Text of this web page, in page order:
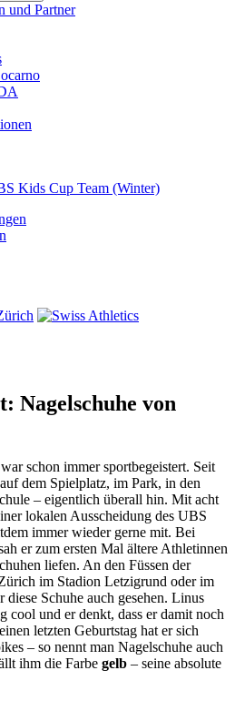
und Partner
Kids Cup Team (Winter)
Nagelschuhe von
schon immer sportbegeistert. Seit
dem Spielplatz, im Park, in den
– eigentlich überall hin. Mit acht
lokalen Ausscheidung des UBS
immer wieder gerne mit. Bei
er zum ersten Mal ältere Athletinnen
liefen. An den Füssen der
im Stadion Letzigrund oder im
diese Schuhe auch gesehen. Linus
cool und er denkt, dass er damit noch
letzten Geburtstag hat er sich
– so nennt man Nagelschuhe auch
ihm die Farbe gelb – seine absolute